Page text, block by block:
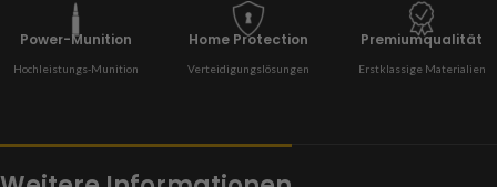
Power-Munition
Hochleistungs-Munition
Home Protection
Verteidigungslösungen
Premiumqualität
Erstklassige Materialien